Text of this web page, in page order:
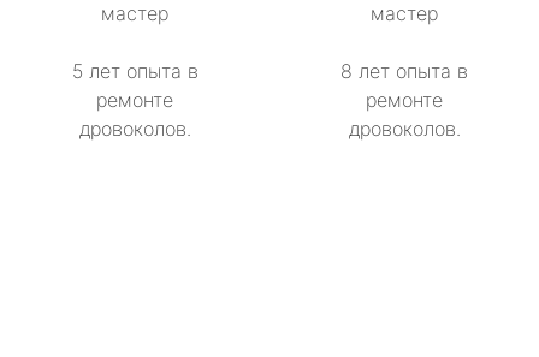
мастер
5 лет опыта в
ремонте
дровоколов.
мастер
8 лет опыта в
ремонте
дровоколов.